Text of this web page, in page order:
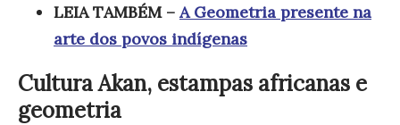
LEIA TAMBÉM – A Geometria presente na
arte dos povos indígenas
Cultura Akan, estampas africanas e
geometria